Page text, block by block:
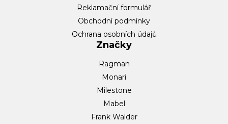
Reklamační formulář
Obchodní podmínky
Ochrana osobních údajů
Značky
Ragman
Monari
Milestone
Mabel
Frank Walder